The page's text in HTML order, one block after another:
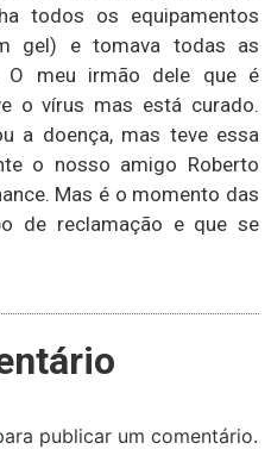
todos os equipamentos
gel) e tomava todas as
O meu irmão dele que é
o vírus mas está curado.
a doença, mas teve essa
o nosso amigo Roberto
Mas é o momento das
de reclamação e que se
publicar um comentário.